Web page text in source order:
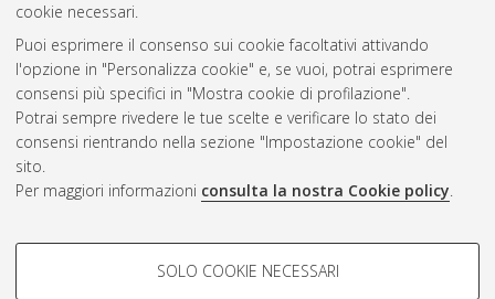
cookie necessari.
Puoi esprimere il consenso sui cookie facoltativi attivando
l'opzione in "Personalizza cookie" e, se vuoi, potrai esprimere
consensi più specifici in "Mostra cookie di profilazione".
Potrai sempre rivedere le tue scelte e verificare lo stato dei
consensi rientrando nella sezione "Impostazione cookie" del
sito.
Per maggiori informazioni consulta la nostra Cookie policy.
COOKIE DI PROFILAZIONE -
SOLO COOKIE NECESSARI
Atom
Rss 1.0
Rss 2.0
AMS Laurea
Impostazioni Cookie
Informativa sulla privacy